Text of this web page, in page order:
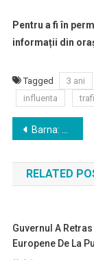
Pentru a fi în
informații din
Tagged 3 ani
influenta
Navigare
în
articole
Barna: Nu vom vota moţiunea de cenzură
RELATED
Guvernul A
Europene De La